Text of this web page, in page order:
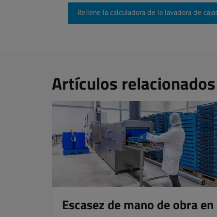
Rellene la calculadora de la lavadora de
Artículos relacionados
Escasez de mano de obra en